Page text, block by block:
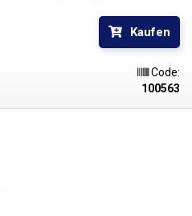
werden, um Knoten im
Farben zur
Kaufen
Code:
100563